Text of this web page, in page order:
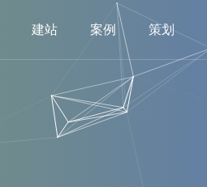
建站 案例 策划